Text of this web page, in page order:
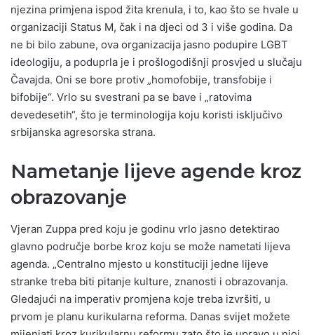
njezina primjena ispod žita krenula, i to, kao što se hvale u
organizaciji Status M, čak i na djeci od 3 i više godina. Da
ne bi bilo zabune, ova organizacija jasno podupire LGBT
ideologiju, a poduprla je i prošlogodišnji prosvjed u slučaju
Čavajda. Oni se bore protiv „homofobije, transfobije i
bifobije“. Vrlo su svestrani pa se bave i „ratovima
devedesetih“, što je terminologija koju koristi isključivo
srbijanska agresorska strana.
Nametanje lijeve agende kroz
obrazovanje
Vjeran Zuppa pred koju je godinu vrlo jasno detektirao
glavno područje borbe kroz koju se može nametati lijeva
agenda. „Centralno mjesto u konstituciji jedne lijeve
stranke treba biti pitanje kulture, znanosti i obrazovanja.
Gledajući na imperativ promjena koje treba izvršiti, u
prvom je planu kurikularna reforma. Danas svijet možete